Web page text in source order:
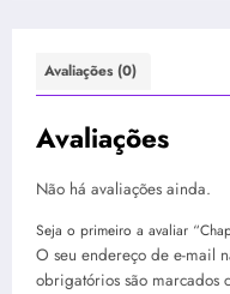
Avaliações (0)
Avaliações
Não há avaliações ainda.
Seja o primeiro a avaliar
O seu endereço de e-mail
obrigatórios são marcados